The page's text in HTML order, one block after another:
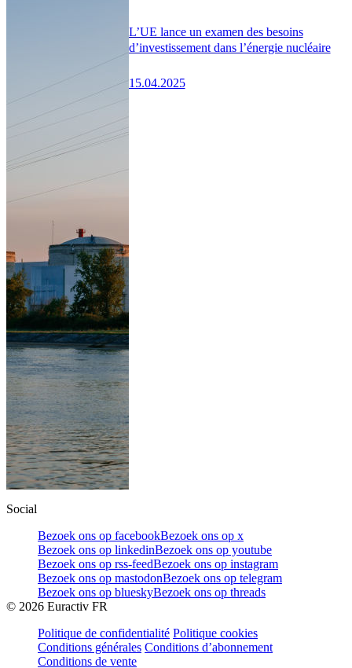
L’UE lance un examen des besoins
d’investissement dans l’énergie nucléaire
15.04.2025
Social
Bezoek ons op facebookBezoek ons op x
Bezoek ons op linkedinBezoek ons op youtube
Bezoek ons op rss-feedBezoek ons op instagram
Bezoek ons op mastodonBezoek ons op telegram
Bezoek ons op blueskyBezoek ons op threads
© 2026 Euractiv FR
Politique de confidentialité Politique cookies
Conditions générales Conditions d’abonnement
Conditions de vente